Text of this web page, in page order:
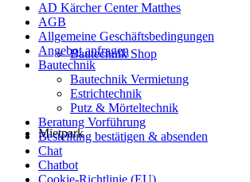
Bautechnik Shop
Mietpark
AD Kärcher Center Matthes
AGB
Allgemeine Geschäftsbedingungen
Angebot anfragen
Bautechnik
Bautechnik Vermietung
Estrichtechnik
Putz & Mörteltechnik
Beratung Vorführung
Bestellung bestätigen & absenden
Chat
Chatbot
Cookie-Richtlinie (EU)